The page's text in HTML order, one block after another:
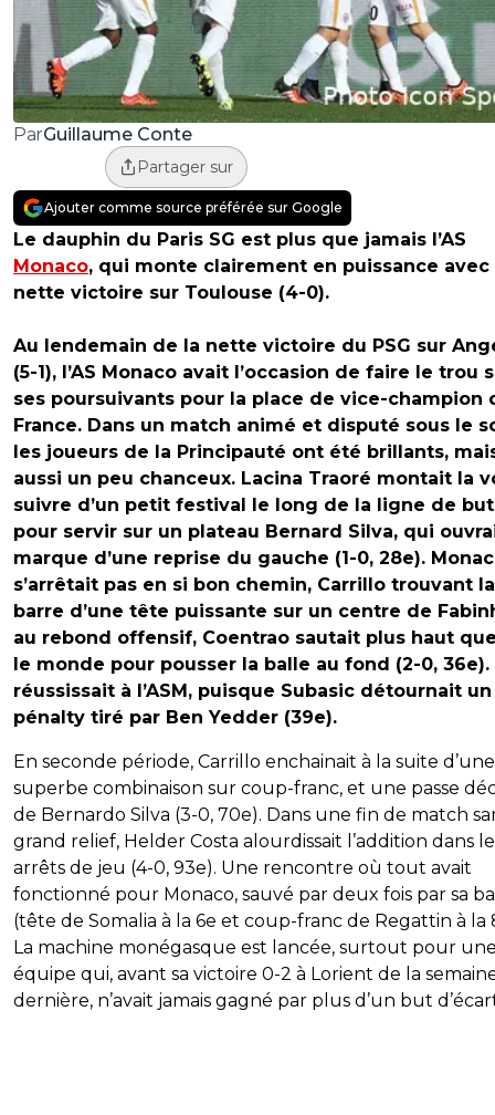
ParGuillaume Conte
Partager sur
Ajouter comme source préférée sur Google
Le dauphin du Paris SG est plus que jamais l’AS
Monaco, qui monte clairement en puissance avec
nette victoire sur Toulouse (4-0).
Au lendemain de la nette victoire du PSG sur
(5-1), l’AS Monaco avait l’occasion de faire le trou
ses poursuivants pour la place de vice-champion
France. Dans un match animé et disputé sous le
les joueurs de la Principauté ont été brillants,
aussi un peu chanceux. Lacina Traoré montait la
suivre d’un petit festival le long de la ligne de
pour servir sur un plateau Bernard Silva, qui
marque d’une reprise du gauche (1-0, 28e).
s’arrêtait pas en si bon chemin, Carrillo trouvant la
barre d’une tête puissante sur un centre de
au rebond offensif, Coentrao sautait plus haut
le monde pour pousser la balle au fond (2-0,
réussissait à l’ASM, puisque Subasic détournait un
pénalty tiré par Ben Yedder (39e).
En seconde période, Carrillo enchainait à la suite d’une
superbe combinaison sur coup-franc, et une passe
de Bernardo Silva (3-0, 70e). Dans une fin de match
grand relief, Helder Costa alourdissait l’addition dans
arrêts de jeu (4-0, 93e). Une rencontre où tout avait
fonctionné pour Monaco, sauvé par deux fois par sa
(tête de Somalia à la 6e et coup-franc de Regattin à la
La machine monégasque est lancée, surtout pour
équipe qui, avant sa victoire 0-2 à Lorient de la
dernière, n’avait jamais gagné par plus d’un but